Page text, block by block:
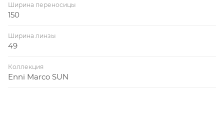
Ширина переносицы
150
Ширина линзы
49
Коллекция
Enni Marco SUN